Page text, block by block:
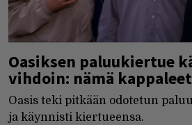
Oasiksen paluukiertue
vihdoin: nämä
Oasis teki pitkään odotetun
ja käynnisti kiertueensa.